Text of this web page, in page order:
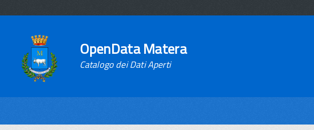
OpenData Matera
Catalogo dei Dati Aperti